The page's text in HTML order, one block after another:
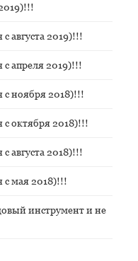
августа 2019)!!!
апреля 2019)!!!
с ноября 2018)!!!
октября 2018)!!!
августа 2018)!!!
с мая 2018)!!!
инструмент и не